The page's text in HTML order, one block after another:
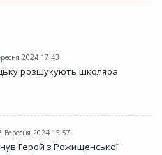
2024 17:43
розшукують школяра
Вересня 2024 15:57
Герой з Рожищенської